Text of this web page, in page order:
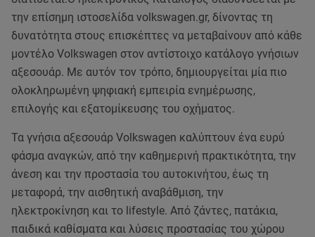
την επίσημη ιστοσελίδα volkswagen.gr, δίνοντας τη
δυνατότητα στους επισκέπτες να μεταβαίνουν από κάθε
μοντέλο Volkswagen στον αντίστοιχο κατάλογο γνήσιων
αξεσουάρ. Με αυτόν τον τρόπο, δημιουργείται μία πιο
ολοκληρωμένη ψηφιακή εμπειρία ενημέρωσης,
επιλογής και εξατομίκευσης του οχήματος.
Τα γνήσια αξεσουάρ Volkswagen καλύπτουν ένα ευρύ
φάσμα αναγκών, από την καθημερινή πρακτικότητα, την
άνεση και την προστασία του αυτοκινήτου, έως τη
μεταφορά, την αισθητική αναβάθμιση, την
ηλεκτροκίνηση και το lifestyle. Από ζάντες, πατάκια,
παιδικά καθίσματα και λύσεις προστασίας του χώρου